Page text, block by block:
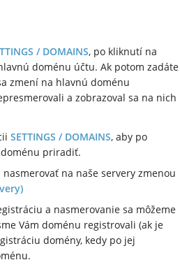
/ DOMAINS, po kliknutí na
doménu účtu. Ak potom zadáte
zmení na hlavnú doménu
a zobrazoval sa na nich
SETTINGS / DOMAINS, aby po
priradiť.
na naše servery zmenou
a nasmerovanie sa môžeme
Vám doménu registrovali (ak je
domény, kedy po jej